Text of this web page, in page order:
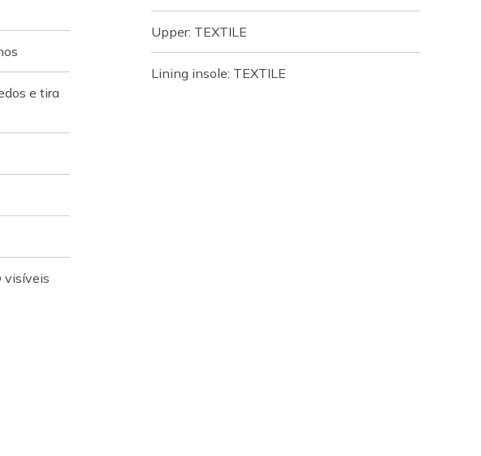
e tira
visíveis
Upper: TEXTILE
Lining insole: TEXTILE